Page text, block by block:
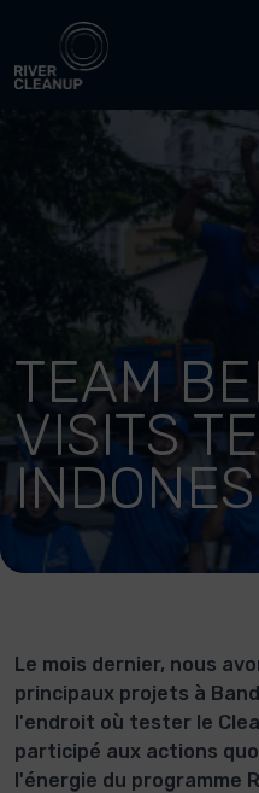
River Cleanup
TEAM
VISITS
Le mois dernier, nous
principaux projets à
l'endroit où tester le
participé aux actions
l'énergie du programme